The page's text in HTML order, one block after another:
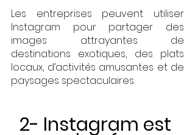
Les entreprises peuvent utiliser
Instagram pour partager des
images attrayantes de
destinations exotiques, des plats
locaux, d’activités amusantes et de
paysages spectaculaires.
2- Instagram est